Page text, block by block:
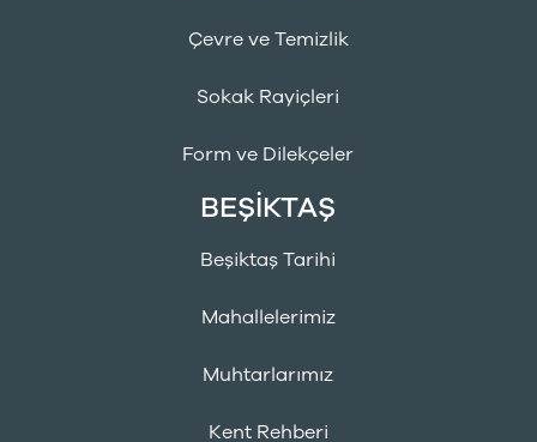
Çevre ve Temizlik
Sokak Rayiçleri
Form ve Dilekçeler
BEŞİKTAŞ
Beşiktaş Tarihi
Mahallelerimiz
Muhtarlarımız
Kent Rehberi